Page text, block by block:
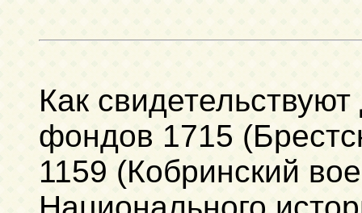
Как
фондов 1715
1159 (Кобринский